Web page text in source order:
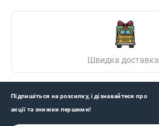
Швидка доставка
Підпишіться на розсилку, і дізнавайтеся про
акції та знижки першими!